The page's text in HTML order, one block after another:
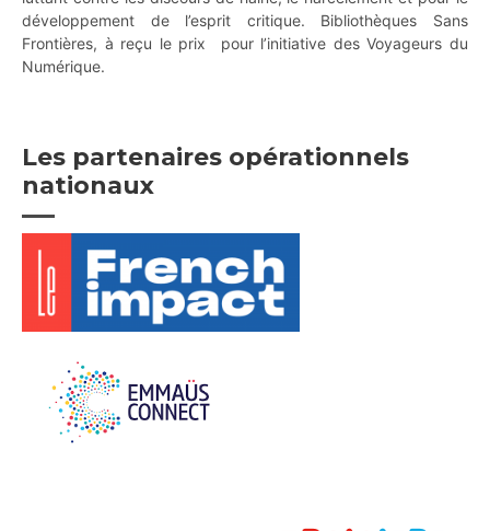
développement de l’esprit critique. Bibliothèques Sans
Frontières, à reçu le prix pour l’initiative des Voyageurs du
Numérique.
Les partenaires opérationnels
nationaux